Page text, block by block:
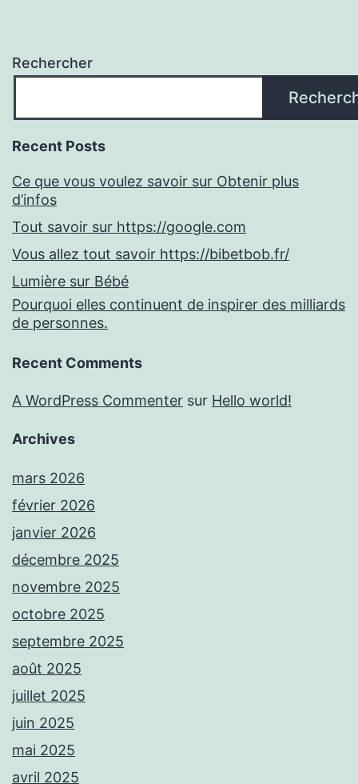
Rechercher
Recent Posts
Ce que vous voulez savoir sur Obtenir plus
d’infos
Tout savoir sur https://google.com
Vous allez tout savoir https://bibetbob.fr/
Lumière sur Bébé
Pourquoi elles continuent de inspirer des milliards
de personnes.
Recent Comments
A WordPress Commenter sur Hello world!
Archives
mars 2026
février 2026
janvier 2026
décembre 2025
novembre 2025
octobre 2025
septembre 2025
août 2025
juillet 2025
juin 2025
mai 2025
avril 2025